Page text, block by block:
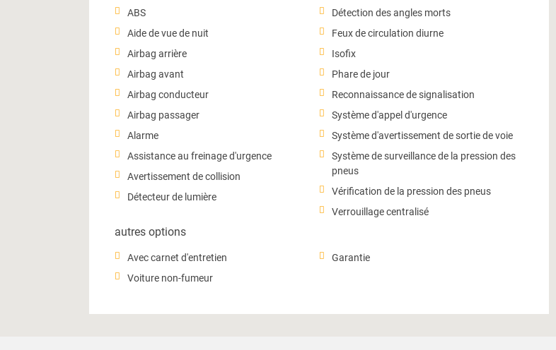
ABS
Aide de vue de nuit
Airbag arrière
Airbag avant
Airbag conducteur
Airbag passager
Alarme
Assistance au freinage d'urgence
Avertissement de collision
Détecteur de lumière
Détection des angles morts
Feux de circulation diurne
Isofix
Phare de jour
Reconnaissance de signalisation
Système d'appel d'urgence
Système d'avertissement de sortie de voie
Système de surveillance de la pression des
pneus
Vérification de la pression des pneus
Verrouillage centralisé
autres options
Avec carnet d'entretien
Voiture non-fumeur
Garantie